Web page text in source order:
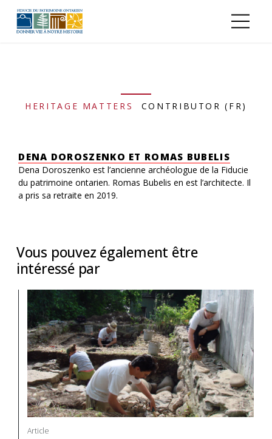
HERITAGE MATTERS CONTRIBUTOR (FR)
DENA DOROSZENKO ET ROMAS BUBELIS
Dena Doroszenko est l’ancienne archéologue de la Fiducie
du patrimoine ontarien. Romas Bubelis en est l’architecte. Il
a pris sa retraite en 2019.
Vous pouvez également être
intéressé par
Article